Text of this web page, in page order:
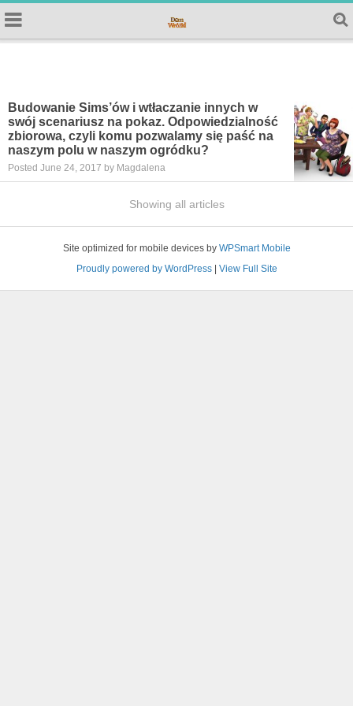
Budowanie Sims’ów i wtłaczanie innych w
swój scenariusz na pokaz. Odpowiedzialność
zbiorowa, czyli komu pozwalamy się paść na
naszym polu w naszym ogródku?
Posted June 24, 2017 by Magdalena
Showing all articles
Site optimized for mobile devices by WPSmart Mobile
Proudly powered by WordPress| View Full Site